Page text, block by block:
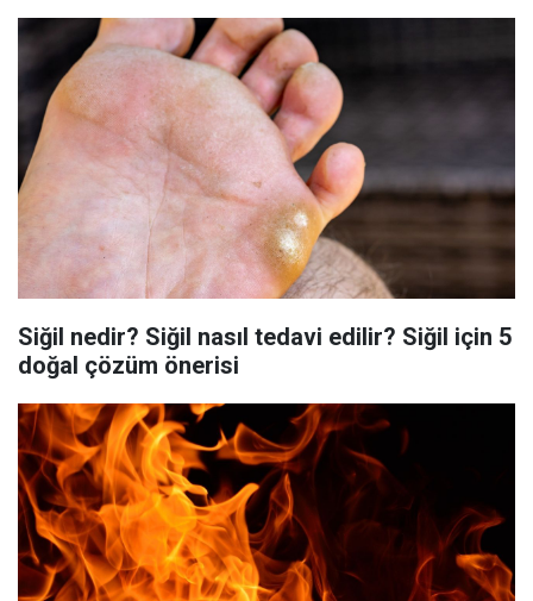
Siğil nedir? Siğil nasıl tedavi edilir? Siğil için 5
doğal çözüm önerisi